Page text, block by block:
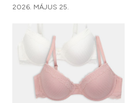
2026. MÁJUS 25.